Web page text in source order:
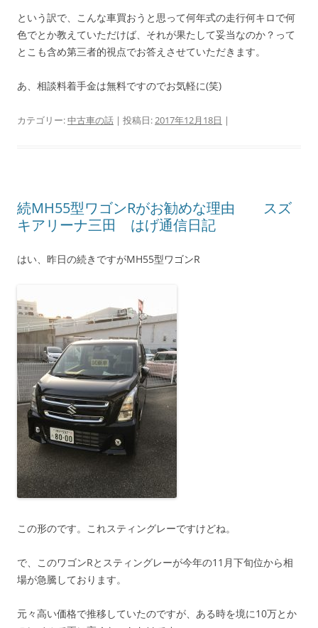
という訳で、こんな車買おうと思って何年式の走行何キロで何
色でとか教えていただけば、それが果たして妥当なのか？って
とこも含め第三者的視点でお答えさせていただきます。
あ、相談料着手金は無料ですのでお気軽に(笑)
カテゴリー:中古車の話 | 投稿日:2017年12月18日 |
続MH55型ワゴンRがお勧めな理由 スズ
キアリーナ三田 はげ通信日記
はい、昨日の続きですがMH55型ワゴンR
この形のです。これスティングレーですけどね。
で、このワゴンRとスティングレーが今年の11月下旬位から相
場が急騰しております。
元々高い価格で推移していたのですが、ある時を境に10万とか